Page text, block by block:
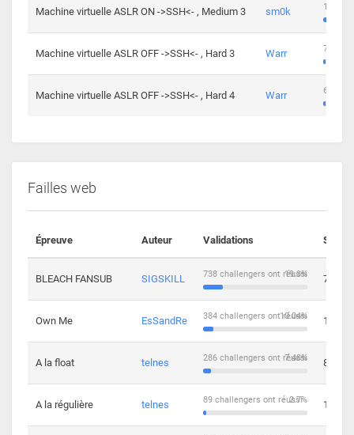
Machine virtuelle ASLR ON ->SSH<- , Medium 3 sm0k 115
Machine virtuelle ASLR OFF ->SSH<- , Hard 3 Warr 76
Machine virtuelle ASLR OFF ->SSH<- , Hard 4 Warr 63
Failles web
Épreuve Auteur Validations
BLEACH FANSUB SIGSKILL 19.3%
738 challengers ont réussi 7
Own Me EsSandRe 10.04%
384 challengers ont réussi 13
A la float telnes 7.48%
286 challengers ont réussi 8
A la régulière telnes 2.7%
89 challengers ont réussi 10